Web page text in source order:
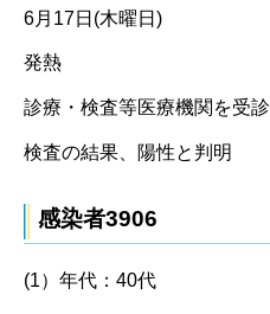
6月17日(木曜日)
発熱
診療・検査等医療機関を受診
検査の結果、陽性と判明
感染者3906
(1）年代：40代